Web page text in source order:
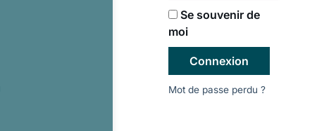
Se souvenir de
moi
Connexion
Mot de passe perdu ?